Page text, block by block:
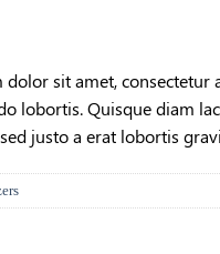
dolor sit amet, consectetur
lobortis. Quisque diam
justo a erat lobortis